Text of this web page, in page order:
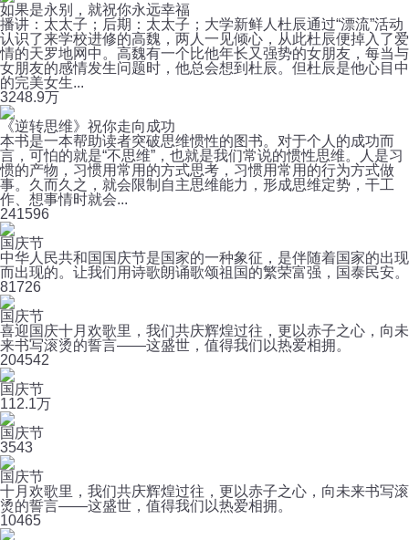
如果是永别，就祝你永远幸福
播讲：太太子；后期：太太子；大学新鲜人杜辰通过“漂流”活动
认识了来学校进修的高魏，两人一见倾心，从此杜辰便掉入了爱
情的天罗地网中。高魏有一个比他年长又强势的女朋友，每当与
女朋友的感情发生问题时，他总会想到杜辰。但杜辰是他心目中
的完美女生...
3248.9万
《逆转思维》祝你走向成功
本书是一本帮助读者突破思维惯性的图书。对于个人的成功而
言，可怕的就是“不思维”，也就是我们常说的惯性思维。人是习
惯的产物，习惯用常用的方式思考，习惯用常用的行为方式做
事。久而久之，就会限制自主思维能力，形成思维定势，干工
作、想事情时就会...
241596
国庆节
中华人民共和国国庆节是国家的一种象征，是伴随着国家的出现
而出现的。让我们用诗歌朗诵歌颂祖国的繁荣富强，国泰民安。
81726
国庆节
喜迎国庆十月欢歌里，我们共庆辉煌过往，更以赤子之心，向未
来书写滚烫的誓言——这盛世，值得我们以热爱相拥。
204542
国庆节
112.1万
国庆节
3543
国庆节
十月欢歌里，我们共庆辉煌过往，更以赤子之心，向未来书写滚
烫的誓言——这盛世，值得我们以热爱相拥。
10465